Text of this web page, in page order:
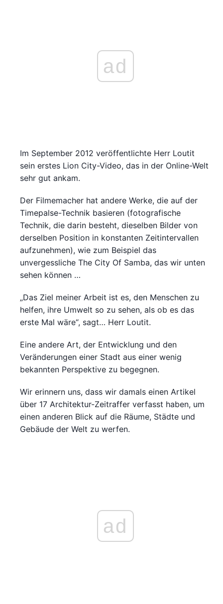
ad
Im September 2012 veröffentlichte Herr Loutit
sein erstes Lion City-Video, das in der Online-Welt
sehr gut ankam.
Der Filmemacher hat andere Werke, die auf der
Timepalse-Technik basieren (fotografische
Technik, die darin besteht, dieselben Bilder von
derselben Position in konstanten Zeitintervallen
aufzunehmen), wie zum Beispiel das
unvergessliche The City Of Samba, das wir unten
sehen können …
„Das Ziel meiner Arbeit ist es, den Menschen zu
helfen, ihre Umwelt so zu sehen, als ob es das
erste Mal wäre“, sagt… Herr Loutit.
Eine andere Art, der Entwicklung und den
Veränderungen einer Stadt aus einer wenig
bekannten Perspektive zu begegnen.
Wir erinnern uns, dass wir damals einen Artikel
über 17 Architektur-Zeitraffer verfasst haben, um
einen anderen Blick auf die Räume, Städte und
Gebäude der Welt zu werfen.
ad